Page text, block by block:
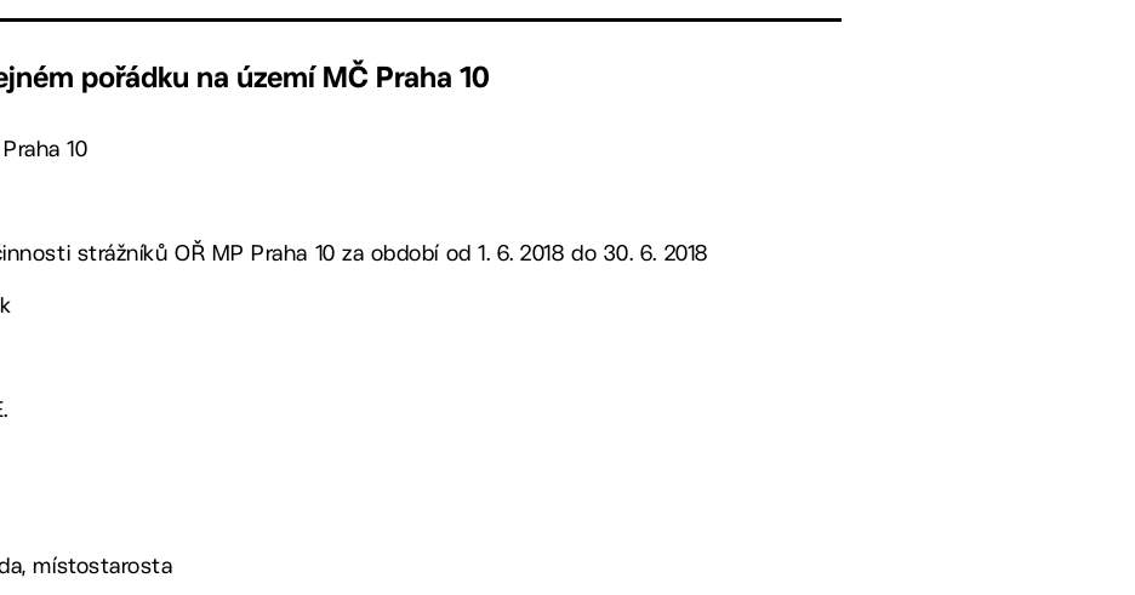
pořádku na území MČ Praha 10
10
strážníků OŘ MP Praha 10 za období od 1. 6. 2018 do 30. 6. 2018
místostarosta